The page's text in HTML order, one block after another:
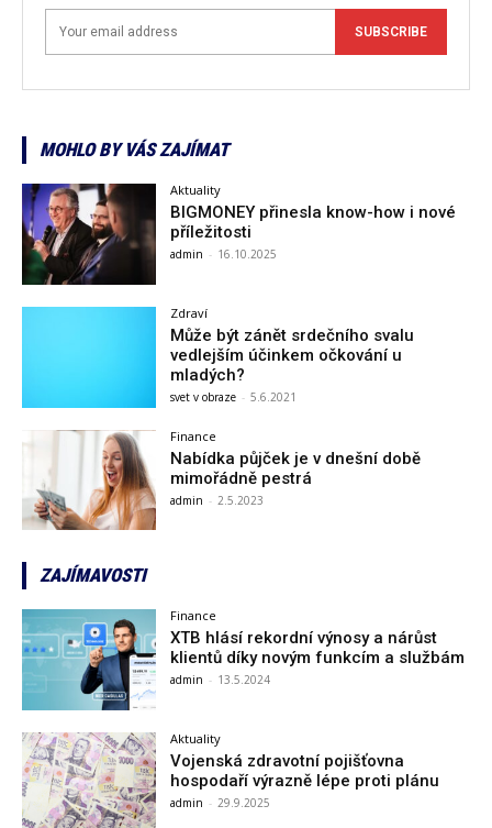
SUBSCRIBE
MOHLO BY VÁS ZAJÍMAT
Aktuality
BIGMONEY přinesla know-how i nové
příležitosti
admin - 16.10.2025
Zdraví
Může být zánět srdečního svalu
vedlejším účinkem očkování u
mladých?
svet v obraze - 5.6.2021
Finance
Nabídka půjček je v dnešní době
mimořádně pestrá
admin - 2.5.2023
ZAJÍMAVOSTI
Finance
XTB hlásí rekordní výnosy a nárůst
klientů díky novým funkcím a službám
admin - 13.5.2024
Aktuality
Vojenská zdravotní pojišťovna
hospodaří výrazně lépe proti plánu
admin - 29.9.2025